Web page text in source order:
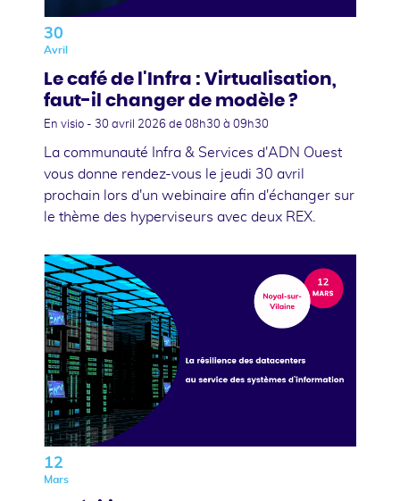
30
Avril
Le café de l'Infra : Virtualisation,
faut-il changer de modèle ?
En visio - 30 avril 2026 de 08h30 à 09h30
La communauté Infra & Services d'ADN Ouest
vous donne rendez-vous le jeudi 30 avril
prochain lors d'un webinaire afin d'échanger sur
le thème des hyperviseurs avec deux REX.
12
Mars